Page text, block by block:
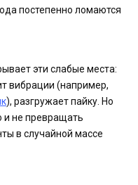
постепенно ломаются
эти слабые места:
вибрации (например,
), разгружает пайку. Но
и не превращать
в случайной массе